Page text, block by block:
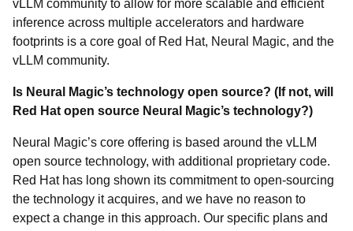
vLLM community to allow for more scalable and efficient
inference across multiple accelerators and hardware
footprints is a core goal of Red Hat, Neural Magic, and the
vLLM community.
Is Neural Magic’s technology open source? (If not, will
Red Hat open source Neural Magic’s technology?)
Neural Magic’s core offering is based around the vLLM
open source technology, with additional proprietary code.
Red Hat has long shown its commitment to open-sourcing
the technology it acquires, and we have no reason to
expect a change in this approach. Our specific plans and